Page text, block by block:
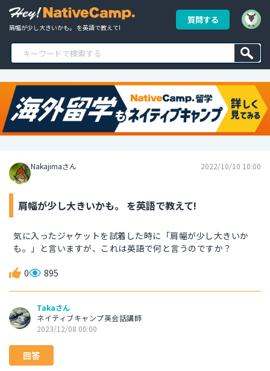
肩幅が少し大きいかも。 を英語で教えて!
質問する
Nakajimaさん 2022/10/10 10:00
肩幅が少し大きいかも。 を英語で教えて!
気に入ったジャケットを試着した時に「肩幅が少し大きいか
も。」と言いますが、これは英語で何と言うのですか？
0 895
Takaさん
ネイティブキャンプ英会話講師
2023/12/08 00:00
回答